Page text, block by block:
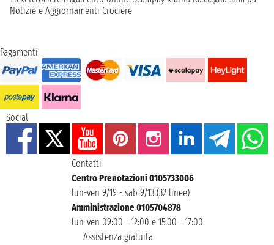
Notizie e Aggiornamenti Crociere
Pagamenti
Social
Contatti
Centro Prenotazioni 0105733006
lun-ven 9/19 - sab 9/13 (32 linee)
Amministrazione 0105704878
lun-ven 09:00 - 12:00 e 15:00 - 17:00
Assistenza gratuita